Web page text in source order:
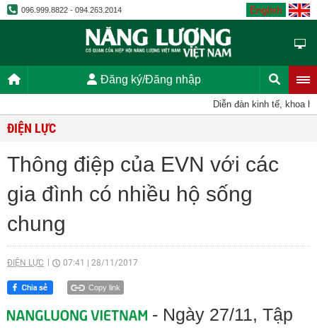
096.999.8822 - 094.263.2014 English
Đăng ký/Đăng nhập
Diễn đàn kinh tế, khoa
ĐIỆN LỰC
Thông điệp của EVN với các
gia đình có nhiều hộ sống
chung
ĐIỆN LỰC 07:41 28/11/2017
Copy link
- Ngày 27/11, Tập